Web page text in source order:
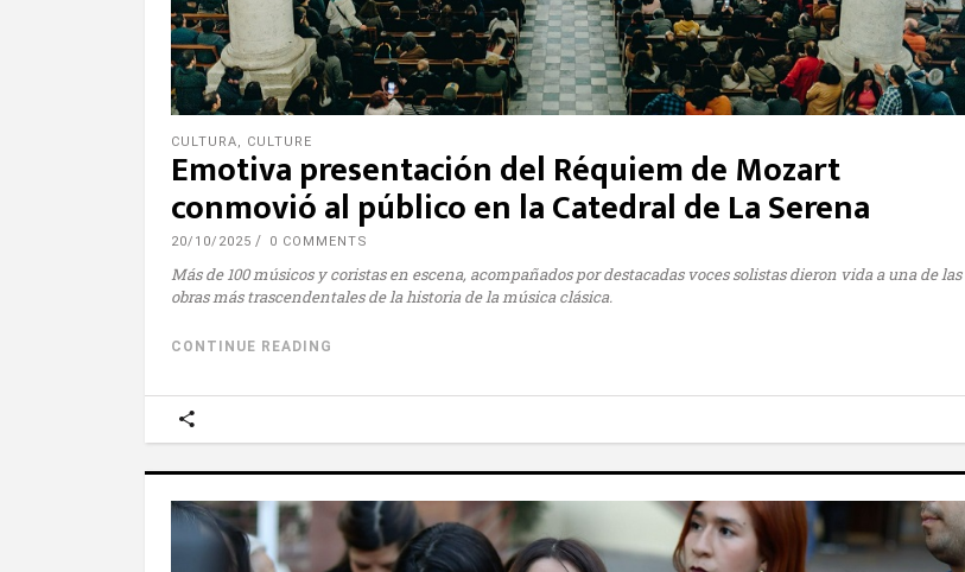
CULTURA, CULTURE
Emotiva presentación del Réquiem de Mozart
conmovió al público en la Catedral de La Serena
20/10/2025 0 COMMENTS
Más de 100 músicos y coristas en escena, acompañados por destacadas voces solistas dieron vida a una de las
obras más trascendentales de la historia de la música clásica.
CONTINUE READING